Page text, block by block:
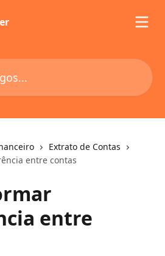
Extrato de Contas
entre contas
entre